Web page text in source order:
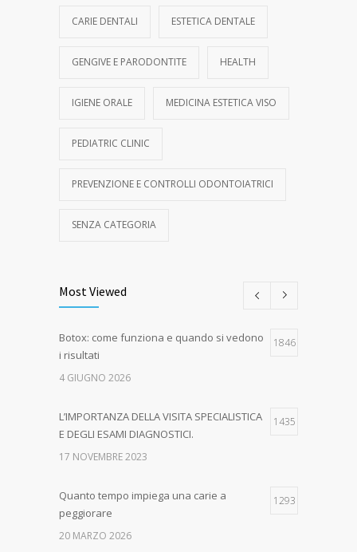
CARIE DENTALI ESTETICA DENTALE
GENGIVE E PARODONTITE HEALTH
IGIENE ORALE MEDICINA ESTETICA VISO
PEDIATRIC CLINIC
PREVENZIONE E CONTROLLI ODONTOIATRICI
SENZA CATEGORIA
Most Viewed
Botox: come funziona e quando si vedono
i risultati
1846
4 GIUGNO 2026
L’IMPORTANZA DELLA VISITA SPECIALISTICA
E DEGLI ESAMI DIAGNOSTICI.
1435
17 NOVEMBRE 2023
Quanto tempo impiega una carie a
peggiorare
1293
20 MARZO 2026